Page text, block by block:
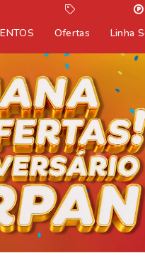
Ofertas Linha